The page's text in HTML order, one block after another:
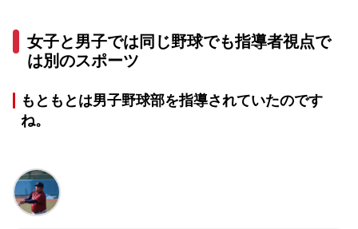
女子と男子では同じ野球でも指導者視点で
は別のスポーツ
もともとは男子野球部を指導されていたのです
ね。